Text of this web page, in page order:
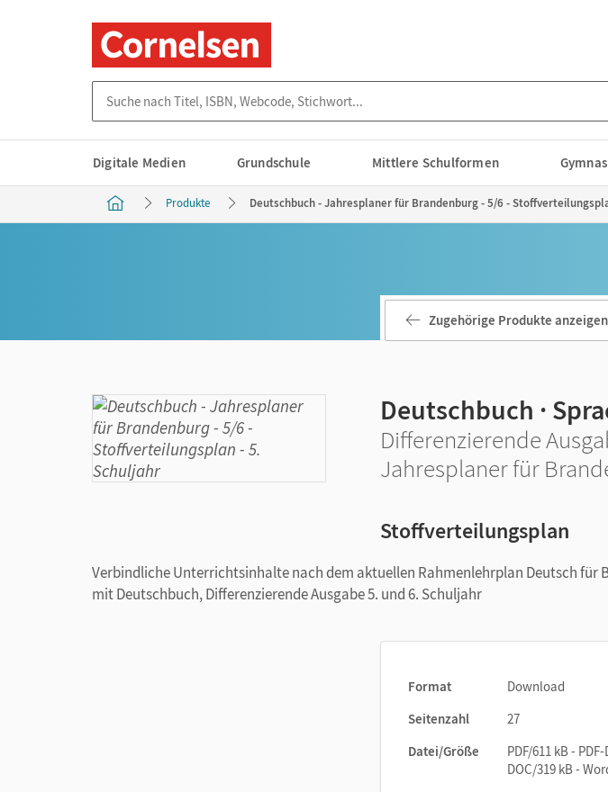
Digitale Medien Grundschule Mittlere Schulformen
Produkte Deutschbuch - Jahresplaner für Brandenburg - 5/6 -
Zugehörige Produkte anzeigen
Deutschbuch ·
Differenzierende
Jahresplaner für
Stoffverteilungsplan
Verbindliche Unterrichtsinhalte nach dem aktuellen Rahmenlehrplan Deutsch für
mit Deutschbuch, Differenzierende Ausgabe 5. und 6. Schuljahr
Format
Download
Seitenzahl
27
Datei/Größe
PDF/611 kB -
DOC/319 kB -